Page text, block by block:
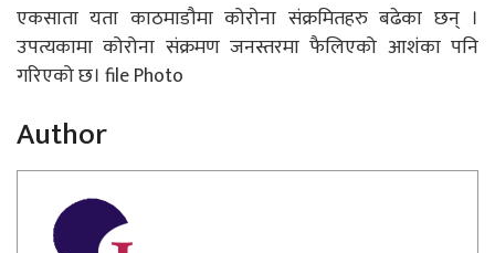
एकसाता यता काठमाडौमा कोरोना संक्रमितहरु बढेका छन् ।
उपत्यकामा कोरोना संक्रमण जनस्तरमा फैलिएको आशंका पनि
गरिएको छ। file Photo
Author